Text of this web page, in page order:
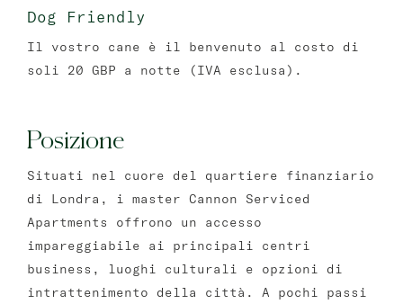
Dog Friendly
Il vostro cane è il benvenuto al costo di
soli 20 GBP a notte (IVA esclusa).
Posizione
Situati nel cuore del quartiere finanziario
di Londra, i master Cannon Serviced
Apartments offrono un accesso
impareggiabile ai principali centri
business, luoghi culturali e opzioni di
intrattenimento della città. A pochi passi